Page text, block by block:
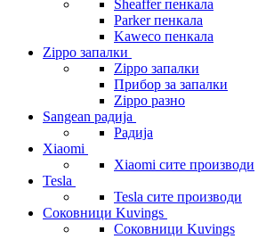
Sheaffer пенкала
Parker пенкала
Kaweco пенкала
Zippo запалки
Zippo запалки
Прибор за запалки
Zippo разно
Sangean радија
Радија
Xiaomi
Xiaomi сите производи
Tesla
Tesla сите производи
Соковници Kuvings
Соковници Kuvings